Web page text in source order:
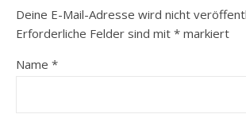
Deine E-Mail-Adresse wird nicht
Erforderliche Felder sind mit * markiert
Name *